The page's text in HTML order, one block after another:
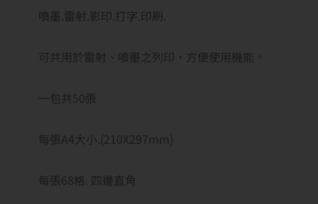
噴墨.雷射.影印.打字.印刷.
可共用於雷射、噴墨之列印，方便使用機能。
一包共50張
每張A4大小.(210X297mm)
每張68格. 四邊直角